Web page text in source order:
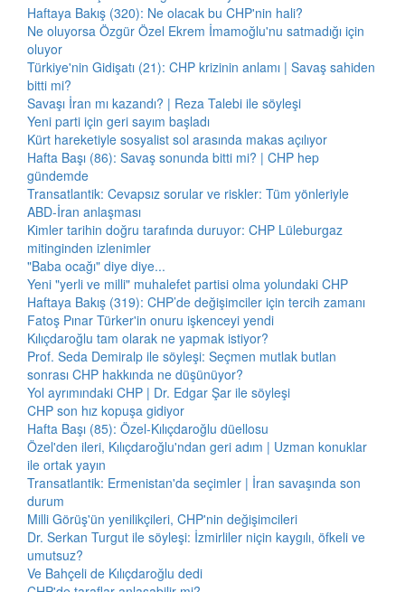
Haftaya Bakış (320): Ne olacak bu CHP'nin hali?
Ne oluyorsa Özgür Özel Ekrem İmamoğlu'nu satmadığı için
oluyor
Türkiye'nin Gidişatı (21): CHP krizinin anlamı | Savaş sahiden
bitti mi?
Savaşı İran mı kazandı? | Reza Talebi ile söyleşi
Yeni parti için geri sayım başladı
Kürt hareketiyle sosyalist sol arasında makas açılıyor
Hafta Başı (86): Savaş sonunda bitti mi? | CHP hep
gündemde
Transatlantik: Cevapsız sorular ve riskler: Tüm yönleriyle
ABD-İran anlaşması
Kimler tarihin doğru tarafında duruyor: CHP Lüleburgaz
mitinginden izlenimler
"Baba ocağı" diye diye...
Yeni "yerli ve milli" muhalefet partisi olma yolundaki CHP
Haftaya Bakış (319): CHP’de değişimciler için tercih zamanı
Fatoş Pınar Türker'in onuru işkenceyi yendi
Kılıçdaroğlu tam olarak ne yapmak istiyor?
Prof. Seda Demiralp ile söyleşi: Seçmen mutlak butlan
sonrası CHP hakkında ne düşünüyor?
Yol ayrımındaki CHP | Dr. Edgar Şar ile söyleşi
CHP son hız kopuşa gidiyor
Hafta Başı (85): Özel-Kılıçdaroğlu düellosu
Özel'den ileri, Kılıçdaroğlu'ndan geri adım | Uzman konuklar
ile ortak yayın
Transatlantik: Ermenistan'da seçimler | İran savaşında son
durum
Milli Görüş'ün yenilikçileri, CHP'nin değişimcileri
Dr. Serkan Turgut ile söyleşi: İzmirliler niçin kaygılı, öfkeli ve
umutsuz?
Ve Bahçeli de Kılıçdaroğlu dedi